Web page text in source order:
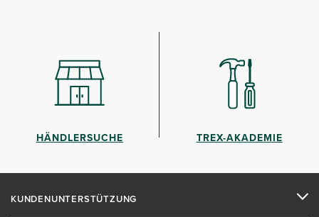
HÄNDLERSUCHE TREX-AKADEMIE
KUNDENUNTERSTÜTZUNG